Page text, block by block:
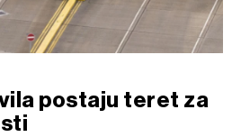
postaju teret za